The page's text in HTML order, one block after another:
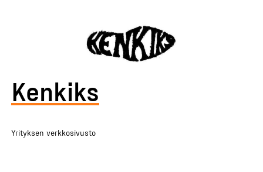
Kenkiks
Yrityksen verkkosivusto